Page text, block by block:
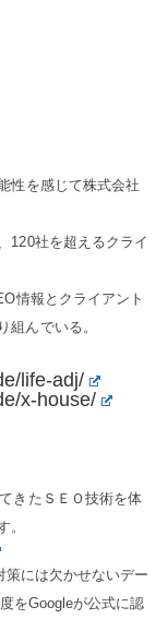
性を感じて株式会社
120社を超えるクライ
情報とクライアント
組んでいる。
life-adj/
x-house/
きたＳＥＯ技術を体
。
には欠かせないデー
をGoogleが公式に認